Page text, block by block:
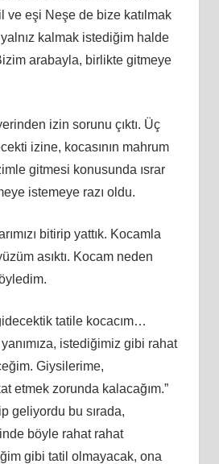
ve eşi Neşe de bize katılmak
kalmak istediğim halde
arabayla, birlikte gitmeye
izin sorunu çıktı. Üç
izine, kocasının mahrum
gitmesi konusunda ısrar
istemeye razı oldu.
bitirip yattık. Kocamla
asıktı. Kocam neden
tatile kocacım…
istediğimiz gibi rahat
Giysilerime,
etmek zorunda kalacağım.”
geliyordu bu sırada,
böyle rahat rahat
gibi tatil olmayacak, ona